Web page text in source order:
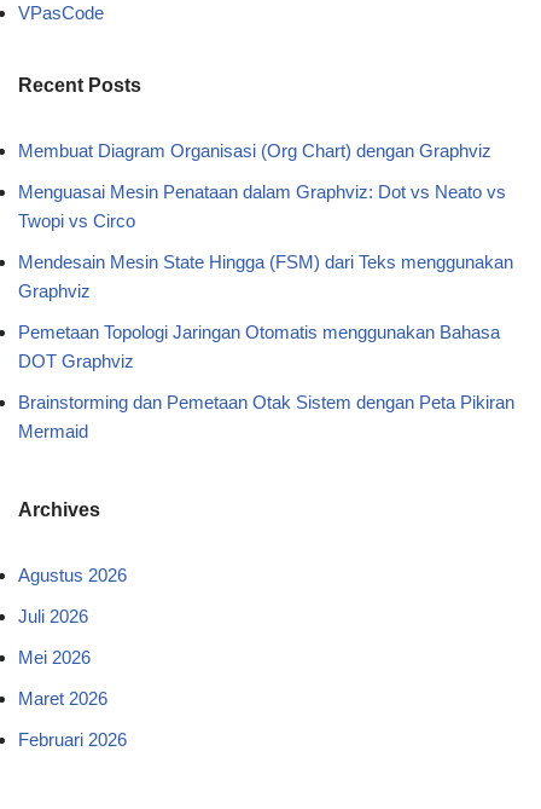
VPasCode
Recent Posts
Membuat Diagram Organisasi (Org Chart) dengan Graphviz
Menguasai Mesin Penataan dalam Graphviz: Dot vs Neato vs
Twopi vs Circo
Mendesain Mesin State Hingga (FSM) dari Teks menggunakan
Graphviz
Pemetaan Topologi Jaringan Otomatis menggunakan Bahasa
DOT Graphviz
Brainstorming dan Pemetaan Otak Sistem dengan Peta Pikiran
Mermaid
Archives
Agustus 2026
Juli 2026
Mei 2026
Maret 2026
Februari 2026